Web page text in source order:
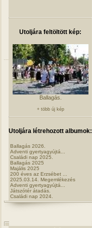
Utoljára feltöltött kép:
Ballagás.
+ több új kép
Utoljára létrehozott albumok:
Ballagás 2026.
Adventi gyertyagyújtá...
Családi nap 2025.
Ballagás 2025
Majális 2025
200 éves az Erzsébet ...
2025.03.14. Megemlékezés
Adventi gyertyagyújtá...
Játszótér átadás.
Családi nap 2024.